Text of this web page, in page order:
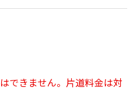
できません。片道料金は対